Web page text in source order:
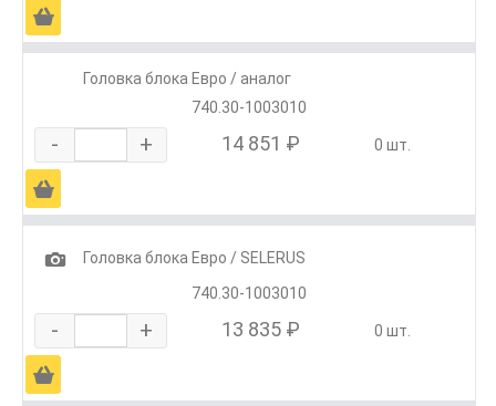
Ä
Головка блока Евро / аналог
740.30-1003010
- + 14 851 ₽ 0 шт.
Ä
1
Головка блока Евро / SELERUS
740.30-1003010
- + 13 835 ₽ 0 шт.
Ä